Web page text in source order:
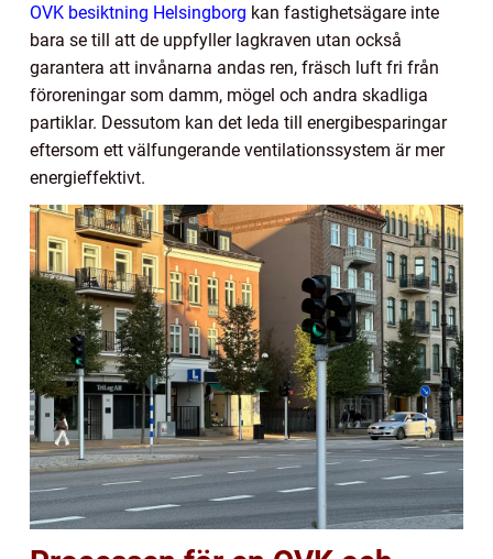
OVK besiktning Helsingborg kan fastighetsägare inte
bara se till att de uppfyller lagkraven utan också
garantera att invånarna andas ren, fräsch luft fri från
föroreningar som damm, mögel och andra skadliga
partiklar. Dessutom kan det leda till energibesparingar
eftersom ett välfungerande ventilationssystem är mer
energieffektivt.